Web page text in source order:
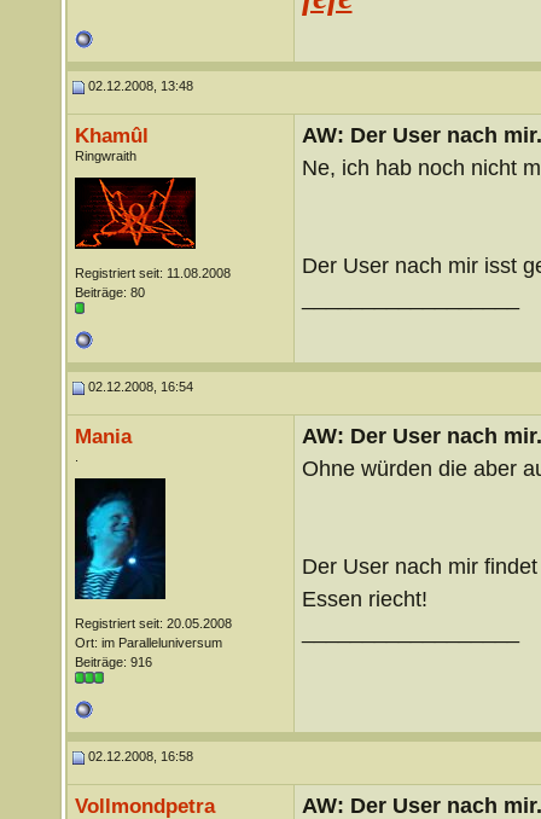
02.12.2008, 13:48
Khamûl
Ringwraith
Registriert seit: 11.08.2008
Beiträge: 80
AW: Der User nach
Ne, ich hab noch nicht
Der User nach mir isst
02.12.2008, 16:54
Mania
Registriert seit: 20.05.2008
Ort: im Paralleluniversum
Beiträge: 916
AW: Der User nach
Ohne würden die aber
Der User nach mir
Essen riecht!
02.12.2008, 16:58
Vollmondpetra AW: Der User nach